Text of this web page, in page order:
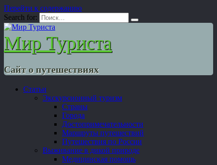
Перейти к содержанию
Search for:
Мир Туриста
Сайт о путешествиях
Статьи
Экскурсионный туризм
Страны
Города
Достопримечательности
Маршруты путешествий
Путешествия по России
Выживание в дикой природе
Медицинская помощь